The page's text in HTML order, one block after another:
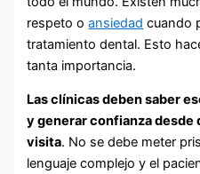
respeto oansiedad cuando
tratamiento dental. Esto
tanta importancia.
Las clínicas deben saber
y generar confianza desde
visita. No se debe meter
lenguaje complejo y el